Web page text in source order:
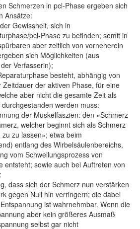
Schmerzen in pcl-Phase ergeben sich
Ansätze:
Gewissheit, sich in
pcl-Phase zu befinden; somit in
aber zeitlich von vorneherein
sich Möglichkeiten (aus
Verfasserin);
besteht, abhängig von
der aktiven Phase, für eine
aber nicht die gesamte Zeit als
werden muss:
der Muskelfaszien: den «Schmerz
welcher beginnt sich als Schmerz
zu lassen»; etwa beim
entlang des Wirbelsäulenbereichs,
vom Schwellungsprozess von
entsteht; sowie auch bei Auftreten von
dass sich der Schmerz nun verstärken
gegen Null hin verringern; die dabei
ist wahrnehmbar. Wenn die
aber kein größeres Ausmaß
selbst gar nicht